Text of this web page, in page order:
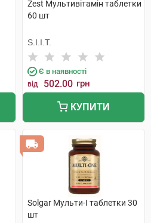
Zest Мультивітамін таблетки
60 шт
S.I.I.T.
Є в наявності
від 502.00 грн
КУПИТИ
Solgar Мульти-I таблетки 30
шт